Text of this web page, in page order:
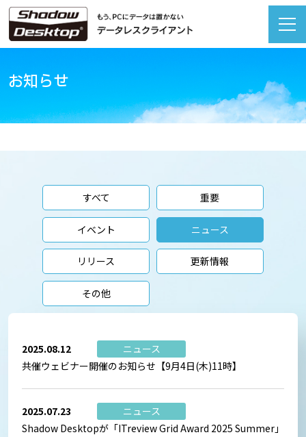
お知らせ
すべて 重要
イベント ニュース
リリース 更新情報
その他
2025.08.12
ニュース
共催ウェビナー開催のお知らせ【9月4日(木)11時】
2025.07.23
ニュース
Shadow Desktopが「ITreview Grid Award 2025 Summer」